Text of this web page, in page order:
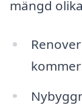
mängd